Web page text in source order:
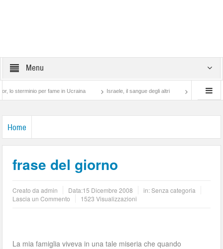
Menu
per fame in Ucraina Israele, il sangue degli altri Lotta di classe… tra
Home
frase del giorno
Creato daadmin Data:15 Dicembre 2008
in: Senza categoria
Lascia un Commento
1523 Visualizzazioni
La mia famiglia viveva in una tale miseria che quando